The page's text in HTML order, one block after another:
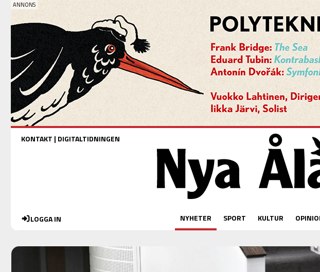
KONTAKT | DIGITALTIDNINGEN
LOGGA IN NYHETER SPORT KULTUR